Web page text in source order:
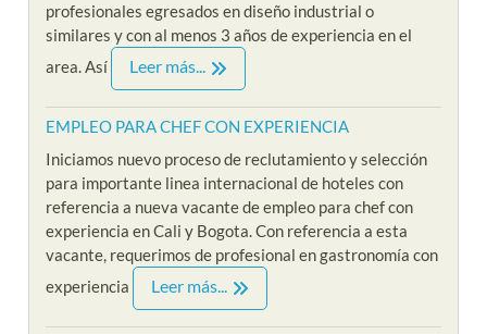
profesionales egresados en diseño industrial o
similares y con al menos 3 años de experiencia en el
area. Así
Leer más...
EMPLEO PARA CHEF CON EXPERIENCIA
Iniciamos nuevo proceso de reclutamiento y selección
para importante linea internacional de hoteles con
referencia a nueva vacante de empleo para chef con
experiencia en Cali y Bogota. Con referencia a esta
vacante, requerimos de profesional en gastronomía con
experiencia
Leer más...